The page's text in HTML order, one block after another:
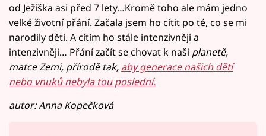
od Ježíška asi před 7 lety…Kromě toho ale mám jedno
velké životní přání. Začala jsem ho cítit po té, co se mi
narodily děti. A cítím ho stále intenzivněji a
intenzivněji… Přání začít se chovat k naši planetě,
matce Zemi, přírodě tak, aby generace našich dětí
nebo vnuků nebyla tou poslední.
autor: Anna Kopečková